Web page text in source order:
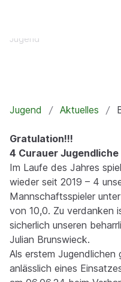
Jugend
Jugend Aktuelles
Gratulation!!!
4 Curauer
Im Laufe des Jahres
wieder seit 2019 – 4
Mannschaftsspieler
von 10,0. Zu verdanken
sicherlich unseren
Julian Brunswieck.
Als erstem Jugendlichen
anlässlich eines